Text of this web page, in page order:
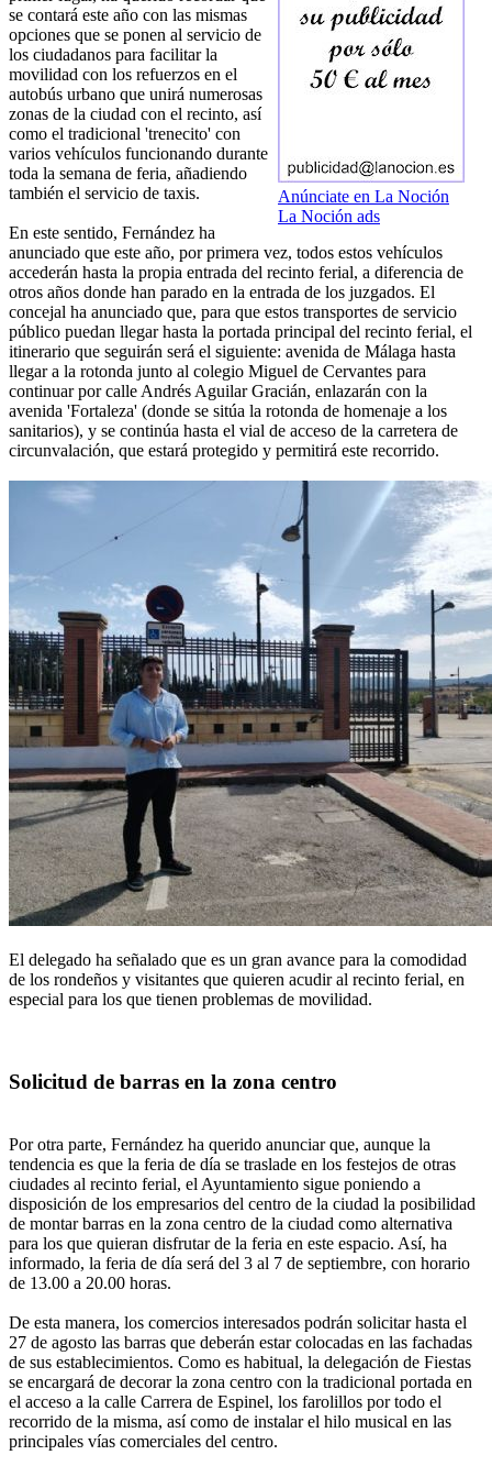
Anúnciate en La Noción
La Noción ads
se contará este año con las mismas
opciones que se ponen al servicio de
los ciudadanos para facilitar la
movilidad con los refuerzos en el
autobús urbano que unirá numerosas
zonas de la ciudad con el recinto, así
como el tradicional 'trenecito' con
varios vehículos funcionando durante
toda la semana de feria, añadiendo
también el servicio de taxis.
En este sentido, Fernández ha
anunciado que este año, por primera vez, todos estos vehículos
accederán hasta la propia entrada del recinto ferial, a diferencia de
otros años donde han parado en la entrada de los juzgados. El
concejal ha anunciado que, para que estos transportes de servicio
público puedan llegar hasta la portada principal del recinto ferial, el
itinerario que seguirán será el siguiente: avenida de Málaga hasta
llegar a la rotonda junto al colegio Miguel de Cervantes para
continuar por calle Andrés Aguilar Gracián, enlazarán con la
avenida 'Fortaleza' (donde se sitúa la rotonda de homenaje a los
sanitarios), y se continúa hasta el vial de acceso de la carretera de
circunvalación, que estará protegido y permitirá este recorrido.
El delegado ha señalado que es un gran avance para la comodidad
de los rondeños y visitantes que quieren acudir al recinto ferial, en
especial para los que tienen problemas de movilidad.
Solicitud de barras en la zona centro
Por otra parte, Fernández ha querido anunciar que, aunque la
tendencia es que la feria de día se traslade en los festejos de otras
ciudades al recinto ferial, el Ayuntamiento sigue poniendo a
disposición de los empresarios del centro de la ciudad la posibilidad
de montar barras en la zona centro de la ciudad como alternativa
para los que quieran disfrutar de la feria en este espacio. Así, ha
informado, la feria de día será del 3 al 7 de septiembre, con horario
de 13.00 a 20.00 horas.
De esta manera, los comercios interesados podrán solicitar hasta el
27 de agosto las barras que deberán estar colocadas en las fachadas
de sus establecimientos. Como es habitual, la delegación de Fiestas
se encargará de decorar la zona centro con la tradicional portada en
el acceso a la calle Carrera de Espinel, los farolillos por todo el
recorrido de la misma, así como de instalar el hilo musical en las
principales vías comerciales del centro.